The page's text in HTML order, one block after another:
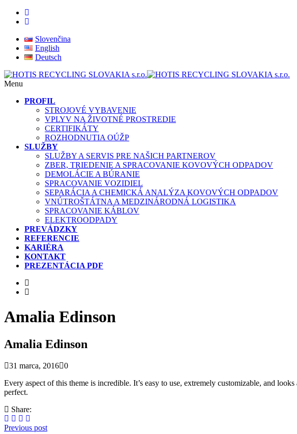
Slovenčina
English
Deutsch
Menu
PROFIL
STROJOVÉ VYBAVENIE
VPLYV NA ŽIVOTNÉ PROSTREDIE
CERTIFIKÁTY
ROZHODNUTIA OÚŽP
SLUŽBY
SLUŽBY A SERVIS PRE NAŠICH PARTNEROV
ZBER, TRIEDENIE A SPRACOVANIE KOVOVÝCH ODPADOV
DEMOLÁCIE A BÚRANIE
SPRACOVANIE VOZIDIEL
SEPARÁCIA A CHEMICKÁ ANALÝZA KOVOVÝCH ODPADOV
VNÚTROŠTÁTNA A MEDZINÁRODNÁ LOGISTIKA
SPRACOVANIE KÁBLOV
ELEKTROODPADY
PREVÁDZKY
REFERENCIE
KARIÉRA
KONTAKT
PREZENTÁCIA PDF
Amalia Edinson
Amalia Edinson
31 marca, 2016 0
Every aspect of this theme is incredible. It’s easy to use, extremely customizable, and
perfect.
Share:
Previous post